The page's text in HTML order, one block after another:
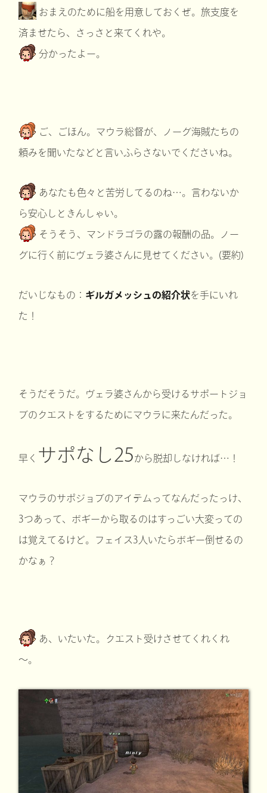
おまえのために船を用意しておくぜ。旅支度を
済ませたら、さっさと来てくれや。
分かったよー。
ご、ごほん。マウラ総督が、ノーグ海賊たちの
頼みを聞いたなどと言いふらさないでくださいね。
あなたも色々と苦労してるのね…。言わないか
ら安心しときんしゃい。
そうそう、マンドラゴラの露の報酬の品。ノー
グに行く前にヴェラ婆さんに見せてください。(要約)
だいじなもの： ギルガメッシュの紹介状を手にいれ
た！
そうだそうだ。ヴェラ婆さんから受けるサポートジョ
ブのクエストをするためにマウラに来たんだった。
早く サポなし25から脱却しなければ…！
マウラのサポジョブのアイテムってなんだったっけ、
3つあって、ボギーから取るのはすっごい大変っての
は覚えてるけど。フェイス3人いたらボギー倒せるの
かなぁ？
あ、いたいた。クエスト受けさせてくれくれ
～。